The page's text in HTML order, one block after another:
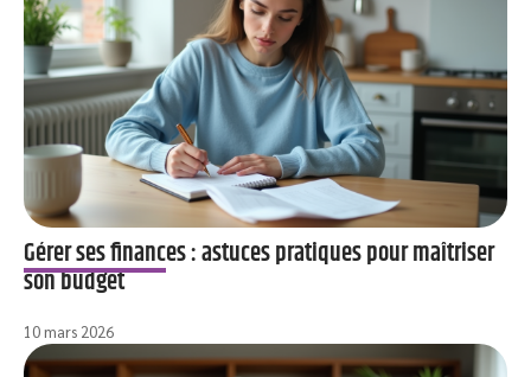
Gérer ses finances : astuces pratiques pour maîtriser
son budget
10 mars 2026